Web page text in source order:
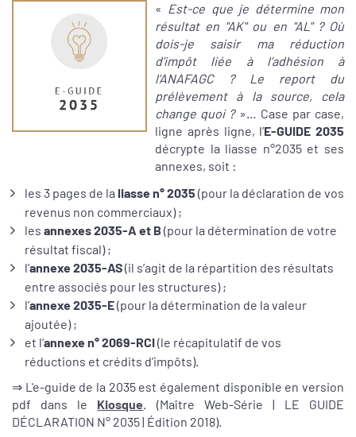
« Est-ce que je détermine mon
résultat en "AK" ou en "AL" ? Où
dois-je saisir ma réduction
d’impôt liée à l’adhésion à
l’ANAFAGC ? Le report du
prélèvement à la source, cela
change quoi ?»… Case par case,
ligne après ligne, l’E-GUIDE 2035
décrypte la liasse n°2035 et ses
annexes, soit :
les 3 pages de la liasse n° 2035 (pour la déclaration de vos
revenus non commerciaux) ;
les annexes 2035-A et B (pour la détermination de votre
résultat fiscal) ;
l’annexe 2035-AS(il s’agit de la répartition des résultats
entre associés pour les structures) ;
l’annexe 2035-E(pour la détermination de la valeur
ajoutée) ;
et l’annexe n° 2069-RCI(le récapitulatif de vos
réductions et crédits d’impôts).
⇒ L'e-guide de la 2035 est également disponible en version
pdf dans le Kiosque. (Maître Web-Série | LE GUIDE
DÉCLARATION N° 2035 | Édition 2018).